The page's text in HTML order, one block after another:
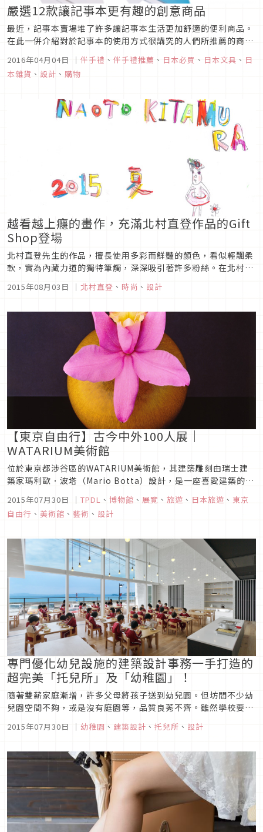
嚴選12款讓記事本更有趣的創意商品
最近，記事本賣場堆了許多讓記事本生活更加舒適的便利商品。
在此一併介紹對於記事本的使用方式很講究的人們所推薦的商
2016年04月04日 ｜ 伴手禮 、 伴手禮推薦 、 日本必買 、 日本文具 、 日
本雜貨 、 設計 、 購物
越看越上癮的畫作，充滿北村直登作品的Gift
Shop登場
北村直登先生的作品，擅長使用多彩而鮮豔的顏色，看似輕飄柔
軟，實為內藏力道的獨特筆觸，深深吸引著許多粉絲。在北村先
The・Stage#3隆重登場。個性派畫風，粉絲急增中，歡迎來到
2015年08月03日 ｜ 北村直登 、 時尚 、 設計
【東京自由行】古今中外100人展｜
WATARIUM美術館
位於東京都涉谷區的WATARIUM美術館，其建築雕刻由瑞士建
築家瑪利歐．波塔（Mario Botta）設計，是一座喜愛建築的人
士一生會想造訪一次的美術館。目前正在舉辦的展覽是「古今中
外100人展」。以WATARI-UM美術館的現代美術收藏為中心，
展出115名藝術家的作品。參展作品範圍廣泛，包括裝置藝...
2015年07月30日 ｜ TPDL 、 博物館 、 展覽 、 旅遊 、 日本旅遊 、 東京
自由行 、 美術館 、 藝術 、 設計
專門優化幼兒設施的建築設計事務一手打造的
超完美「托兒所」及「幼稚園」！
隨著雙薪家庭漸增，許多父母將孩子送到幼兒園。但坊間不少幼
兒園空間不夠，或是沒有庭園等，品質良莠不齊。雖然學校要考
的教育環境。這次要介紹多家由「日比野設計+幼兒城」設計的
計事務所」的名號獲得...
2015年07月30日 ｜ 幼稚園 、 建築設計 、 托兒所 、 設計